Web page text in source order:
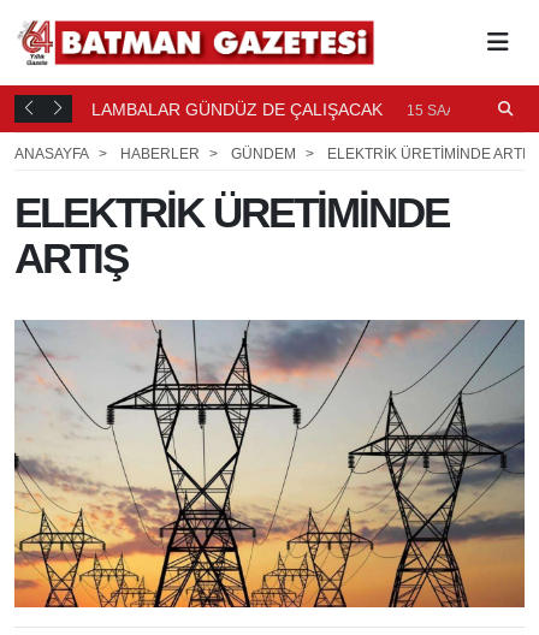
LAMBALAR GÜNDÜZ DE ÇALIŞACAK 15 SAAT ÖNCE
ANASAYFA HABERLER GÜNDEM ELEKTRİK ÜRETİMİNDE ARTIŞ
ELEKTRİK ÜRETİMİNDE
ARTIŞ